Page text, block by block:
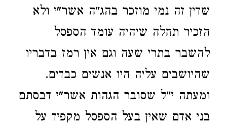
שדין זה נמי מוזכר בהג"ה אשר"י ולא
הזכיר תחלה שיהיה עומד הספסל
להשבר בתרי שעה וגם אין רמז בדבריו
שהיושבים עליה היו אנשים כבדים.
ומעתה י"ל שסובר הגהות אשר"י דבסתם
בני אדם שאין בעל הספסל מקפיד על